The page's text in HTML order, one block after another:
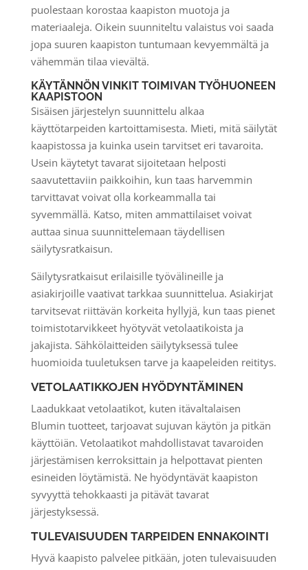
puolestaan korostaa kaapiston muotoja ja
materiaaleja. Oikein suunniteltu valaistus voi saada
jopa suuren kaapiston tuntumaan kevyemmältä ja
vähemmän tilaa vievältä.
KÄYTÄNNÖN VINKIT TOIMIVAN TYÖHUONEEN
KAAPISTOON
Sisäisen järjestelyn suunnittelu alkaa
käyttötarpeiden kartoittamisesta. Mieti, mitä säilytät
kaapistossa ja kuinka usein tarvitset eri tavaroita.
Usein käytetyt tavarat sijoitetaan helposti
saavutettaviin paikkoihin, kun taas harvemmin
tarvittavat voivat olla korkeammalla tai
syvemmällä. Katso, miten ammattilaiset voivat
auttaa sinua suunnittelemaan täydellisen
säilytysratkaisun.
Säilytysratkaisut erilaisille työvälineille ja
asiakirjoille vaativat tarkkaa suunnittelua. Asiakirjat
tarvitsevat riittävän korkeita hyllyjä, kun taas pienet
toimistotarvikkeet hyötyvät vetolaatikoista ja
jakajista. Sähkölaitteiden säilytyksessä tulee
huomioida tuuletuksen tarve ja kaapeleiden reititys.
VETOLAATIKKOJEN HYÖDYNTÄMINEN
Laadukkaat vetolaatikot, kuten itävaltalaisen
Blumin tuotteet, tarjoavat sujuvan käytön ja pitkän
käyttöiän. Vetolaatikot mahdollistavat tavaroiden
järjestämisen kerroksittain ja helpottavat pienten
esineiden löytämistä. Ne hyödyntävät kaapiston
syvyyttä tehokkaasti ja pitävät tavarat
järjestyksessä.
TULEVAISUUDEN TARPEIDEN ENNAKOINTI
Hyvä kaapisto palvelee pitkään, joten tulevaisuuden